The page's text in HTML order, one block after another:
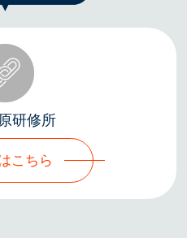
研修所
こちら